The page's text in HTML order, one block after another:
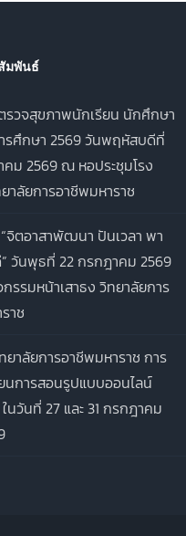
มพันธ์
รวจสุขภาพนักเรียน นักศึกษา
รศึกษา 2569 วันพฤหัสบดีที่
คม 2569 ณ หอประชุมโรง
าลัยการอาชีพมหาราช
จิตอาสาพัฒนา ปันเวลา พา
วันพุธที่ 22 กรกฎาคม 2569
รรมหน้าเสาธง วิทยาลัยการ
าช
ยาลัยการอาชีพมหาราช การ
นการสอนรูปแบบออนไลน์
นวันที่ 27 และ 31 กรกฎาคม